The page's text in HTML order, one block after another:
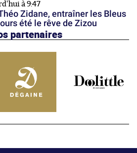
à 9:47
Zidane, entraîner les Bleus
été le rêve de Zizou
partenaires